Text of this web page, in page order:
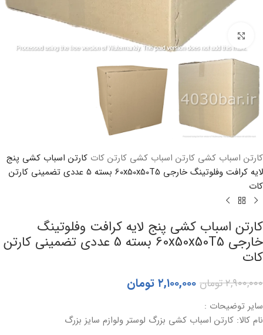
بزرگنمایی تصویر
کارتن اسباب کشی کارتن اسباب کشی کارتن کات کارتن اسباب کشی پنج
لایه کرافت وفلوتینگ خارجی 60x50x50T5 بسته 5 عددی تضمینی کارتن
کات
کارتن اسباب کشی پنج لایه کرافت وفلوتینگ
خارجی 60x50x50T5 بسته 5 عددی تضمینی کارتن
کات
۲,۹۰۰,۰۰۰تومان ۲,۱۰۰,۰۰۰ تومان
سایر توضیحات :
نام کالا: کارتن اسباب کشی بزرگ لوستر ولوازم سایز بزرگ